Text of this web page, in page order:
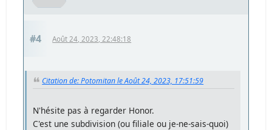
#4 Août 24, 2023, 22:48:18
Citation de: Potomitan le Août 24, 2023, 17:51:59
N'hésite pas à regarder Honor.
C'est une subdivision (ou filiale ou je-ne-sais-quoi)